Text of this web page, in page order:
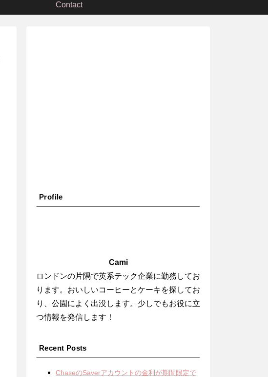
Contact
Profile
Cami
ロンドンの片隅で英系テック企業に勤務してお
ります。おいしいコーヒーとケーキを探してお
り、公園によく出没します。少しでもお役に立
つ情報を発信します！
Recent Posts
ChaseのSaverアカウントの金利が期間限定で